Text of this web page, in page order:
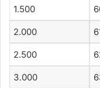
1.500
2.000
2.500
3.000